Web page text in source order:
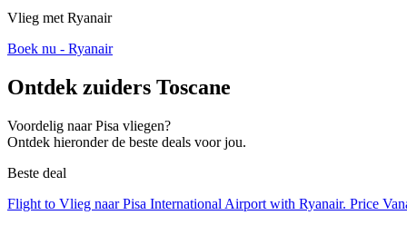
Vlieg met Ryanair
Boek nu - Ryanair
Ontdek zuiders Toscane
Voordelig naar Pisa vliegen?
Ontdek hieronder de beste deals voor jou.
Beste deal
Flight to Vlieg naar Pisa International Airport with Ryanair. Price